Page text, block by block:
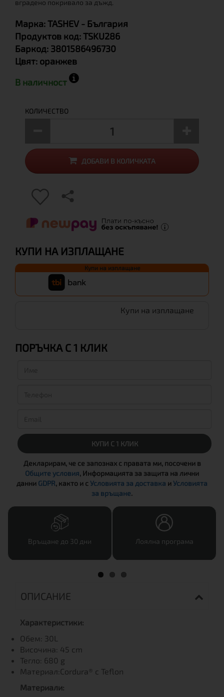
вградено покривало за дъжд.
Марка:TASHEV - България
Продуктов код:TSKU286
Баркод: 3801586496730
Цвят: оранжев
В наличност
КОЛИЧЕСТВО
ДОБАВИ В КОЛИЧКАТА
КУПИ НА ИЗПЛАЩАНЕ
Купи на изплащане
Купи на изплащане
ПОРЪЧКА С 1 КЛИК
КУПИ С 1 КЛИК
Декларирам, че се запознах с правата ми, посочени в
Общите условия, Информацията за защита на лични
данни GDPR, както и сУсловията за доставка иУсловията
за връщане.
Връщане до 30 дни Лоялна програма
ОПИСАНИЕ
Характеристики:
Обем: 30L
Височина: 45 сm
Тегло: 680 g
Материал:Cordura® с Teflon
Материали: